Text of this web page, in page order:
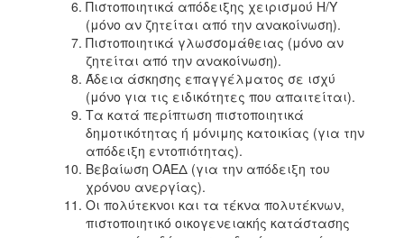
Πιστοποιητικά απόδειξης χειρισμού Η/Υ
(μόνο αν ζητείται από την ανακοίνωση).
Πιστοποιητικά γλωσσομάθειας (μόνο αν
ζητείται από την ανακοίνωση).
Άδεια άσκησης επαγγέλματος σε ισχύ
(μόνο για τις ειδικότητες που απαιτείται).
Τα κατά περίπτωση πιστοποιητικά
δημοτικότητας ή μόνιμης κατοικίας (για την
απόδειξη εντοπιότητας).
Βεβαίωση ΟΑΕΔ (για την απόδειξη του
χρόνου ανεργίας).
Οι πολύτεκνοι και τα τέκνα πολυτέκνων,
πιστοποιητικό οικογενειακής κατάστασης